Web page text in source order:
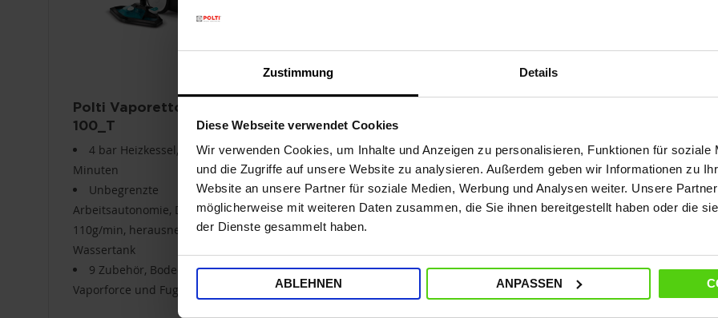
Zustimmung Details
Diese Webseite verwendet Cookies
Wir verwenden Cookies, um Inhalte und Anzeigen zu personalisieren, Funktionen für soziale
und die Zugriffe auf unsere Website zu analysieren. Außerdem geben wir Informationen zu
Website an unsere Partner für soziale Medien, Werbung und Analysen weiter. Unsere
möglicherweise mit weiteren Daten zusammen, die Sie ihnen bereitgestellt haben oder die
der Dienste gesammelt haben.
ABLEHNEN ANPASSEN
Polti Vaporetto Smart
100_T
4 bar Heizkessel, fertig in 2
Minuten
Unbegrenzte
Arbeitsautonomie, Dampf
110g/min, herausnehmbarer 2L
Wassertank
9 Zubehör, Bodedüse
Vaporforce und Fugenbürste
3.0
Hochdruckkessel bis zu 4,5 Bar
Autonomie 2 L, einstellbarer
Dampf 110g/min
9 Zubehörteile enthalten,
Made in Italy
Hochdruck-Heizkessel
3,5 bar
Arbeitsautonomie 1,6 L,
einstellbarer Dampf 95g/